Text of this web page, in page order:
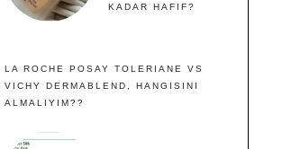
KADAR HAFIF?
LA ROCHE POSAY TOLERIANE VS
VICHY DERMABLEND, HANGISINI
ALMALIYIM??